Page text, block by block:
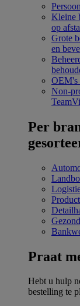
Kleine
op
Grote
en
OEM's
Non-
Per
Praat
Hebt u hulp
bestelling te